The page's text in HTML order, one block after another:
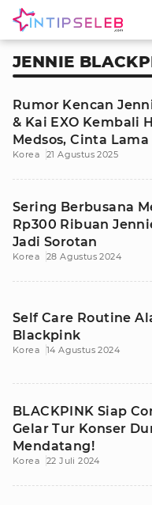
JENNIE
Rumor Kencan
& Kai EXO Kembali
Medsos, Cinta
Kembali?
Korea 21 Agustus 2025
Sering Berbusana
Rp300 Ribuan
Jadi Sorotan
Korea 28 Agustus 2024
Self Care Routine
Blackpink
Korea 14 Agustus 2024
BLACKPINK Siap
Gelar Tur Konser
Mendatang!
Korea 22 Juli 2024